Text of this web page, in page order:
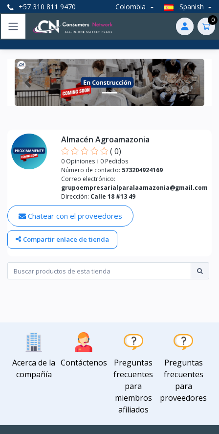
+57 310 811 9470 Colombia Spanish
0
Anterior
Almacén Agroamazonia
( 0)
0 Opiniones
0 Pedidos
Número de contacto: 573204924169
Correo electrónico:
grupoempresarialparalaamazonia@gmail.com
Dirección: Calle 18 #13 49
Chatear con el proveedores
Compartir enlace de tienda
Acerca de la
compañía
Contáctenos
Preguntas
frecuentes
para
miembros
afiliados
Preguntas
frecuentes
para
proveedores